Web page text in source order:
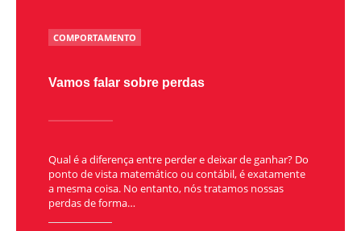
POSTED
IN
COMPORTAMENTO
Vamos falar sobre perdas
Qual é a diferença entre perder e deixar de ganhar? Do
ponto de vista matemático ou contábil, é exatamente
a mesma coisa. No entanto, nós tratamos nossas
perdas de forma…